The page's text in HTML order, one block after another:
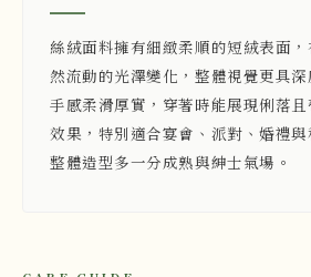
絲絨面料擁有細緻柔順的短絨表面
然流動的光澤變化，整體視覺更具
手感柔滑厚實，穿著時能展現俐落
效果，特別適合宴會、派對、婚禮
整體造型多一分成熟與紳士氣場。